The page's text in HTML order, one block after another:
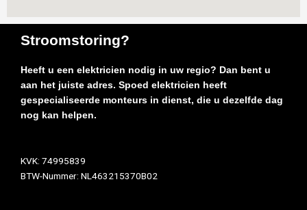
Stroomstoring?
Heeft u een elektricien nodig in uw regio? Dan bent u
aan het juiste adres. Spoed elektricien heeft
gespecialiseerde monteurs in dienst, die u dezelfde dag
nog kan helpen.
KVK: 74995839
BTW-Nummer: NL463215370B02